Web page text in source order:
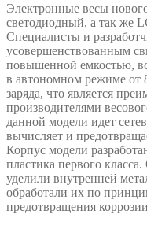
Электронные весы
светодиодный, а так же
Специалисты и
усовершенствованным
повышенной емкостью,
в автономном режиме от
заряда, что является
производителями
данной модели идет
вычисляет и
Корпус модели
пластика первого
уделили внутренней
обработали их по
предотвращения